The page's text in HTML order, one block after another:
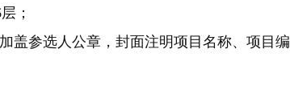
；
盖参选人公章，封面注明项目名称、项目编